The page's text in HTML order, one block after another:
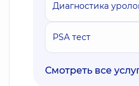
Диагностика
PSA тест
Смотреть все